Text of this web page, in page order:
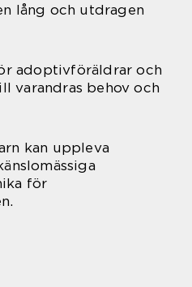
lång och utdragen
adoptivföräldrar och
varandras behov och
kan uppleva
för